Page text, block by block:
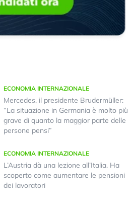
ECONOMIA INTERNAZIONALE
Mercedes, il presidente Brudermüller:
“La situazione in Germania è molto più
grave di quanto la maggior parte delle
persone pensi”
ECONOMIA INTERNAZIONALE
L’Austria dà una lezione all’Italia. Ha
scoperto come aumentare le pensioni
dei lavoratori